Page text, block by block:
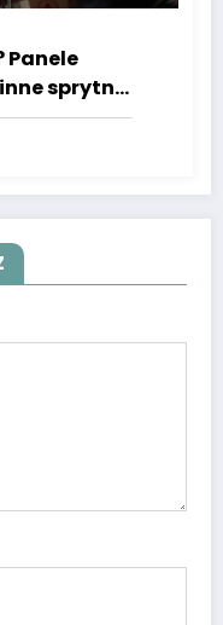
Panele
sprytne